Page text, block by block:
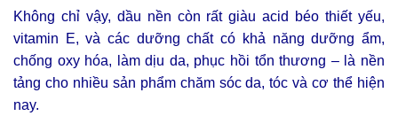
Không chỉ vậy, dầu nền còn rất giàu acid béo thiết yếu,
vitamin E, và các dưỡng chất có khả năng dưỡng ẩm,
chống oxy hóa, làm dịu da, phục hồi tổn thương – là nền
tảng cho nhiều sản phẩm chăm sóc da, tóc và cơ thể hiện
nay.